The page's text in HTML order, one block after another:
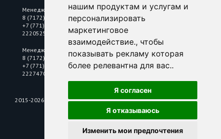
нашим продуктам и услугам и
персонализировать
маркетинговое
взаимодействие., чтобы
показывать рекламу которая
более релевантна для вас..
Я согласен
Я отказываюсь
Изменить мои предпочтения
Менеджер по нержавеющему металлопрокату
8 (7172) 25 18 10
+7 (771) 2220525
2220525@mkastana.kz
Менеджер по электротехнической продукции
8 (7172) 25 18 10
+7 (771) 2225115
2227470@mkastana.kz
2015-2026 © Металл Комплект Электра